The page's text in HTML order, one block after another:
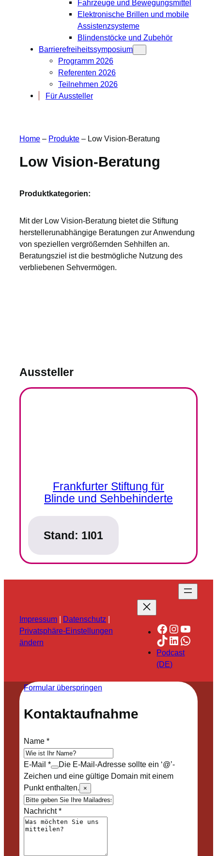
Fahrzeuge und Bewegungsmittel
Elektronische Brillen und mobile
Assistenzsysteme
Blindenstöcke und Zubehör
Barrierefreiheitssymposium
Programm 2026
Referenten 2026
Teilnehmen 2026
Für Aussteller
Home – Produkte – Low Vision-Beratung
Low Vision-Beratung
Produktkategorien:
Mit der Low Vision-Beratung bietet die Stiftung
herstellerunabhängige Beratungen zur Anwendung
von speziellen vergrößernden Sehhilfen an.
Beratungsziel ist die bestmögliche Nutzung des
verbliebenen Sehvermögen.
Aussteller
Frankfurter Stiftung für
Blinde und Sehbehinderte
Stand: 1I01
Impressum | Datenschutz |
Privatsphäre-Einstellungen
ändern
Facebook
TikTok
LinkedIn
Podcast
(DE)
Formular überspringen
Kontaktaufnahme
Name*
E-Mail *
Die E-Mail-Adresse sollte ein ‘@’-
Zeichen und eine gültige Domain mit einem
Punkt enthalten.
×
Nachricht*